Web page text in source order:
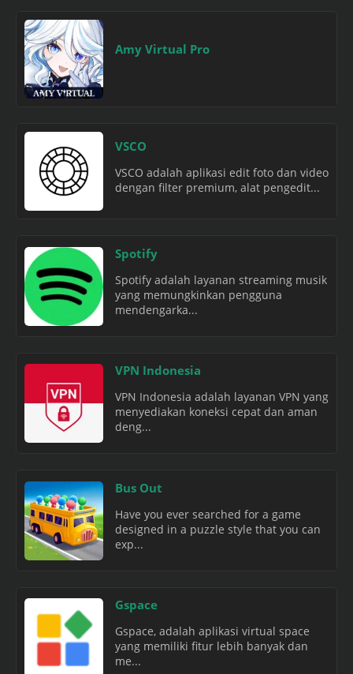
Amy Virtual Pro
VSCO
VSCO adalah aplikasi edit foto dan video
dengan filter premium, alat pengedit...
Spotify
Spotify adalah layanan streaming musik
yang memungkinkan pengguna
mendengarka...
VPN Indonesia
VPN Indonesia adalah layanan VPN yang
menyediakan koneksi cepat dan aman
deng...
Bus Out
Have you ever searched for a game
designed in a puzzle style that you can
exp...
Gspace
Gspace, adalah aplikasi virtual space
yang memiliki fitur lebih banyak dan
me...